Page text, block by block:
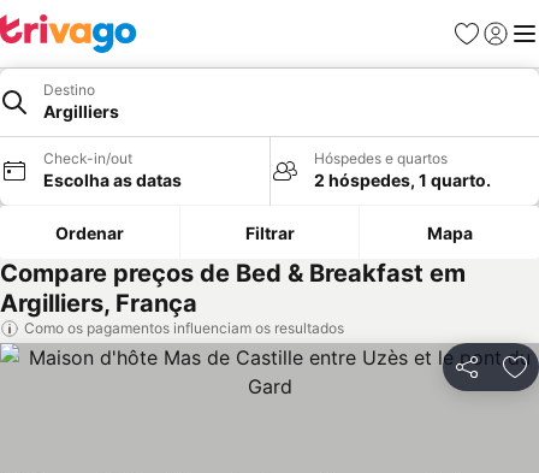
Favoritos
Iniciar
Destino
Argilliers
Check-in/out
Escolha as datas
Hóspedes e quartos
2 hóspedes, 1 quarto.
Ordenar Filtrar Mapa
Compare preços de Bed & Breakfast em
Argilliers, França
Como os pagamentos influenciam os resultados
Partilhar